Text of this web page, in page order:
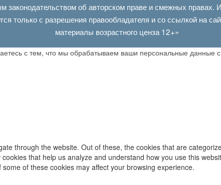
законодательством об авторском праве и смежных
только с разрешения правообладателя и со ссылкой на
материалы возрастного ценза 12+»
с тем, что мы обрабатываем ваши персональные данные
through the website. Out of these, the cookies that are
that help us analyze and understand how you use this
of these cookies may affect your browsing experience.